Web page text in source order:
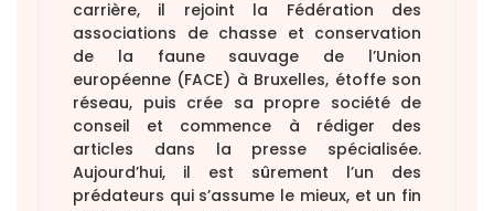
carrière, il rejoint la Fédération des
associations de chasse et conservation
de la faune sauvage de l’Union
européenne (FACE) à Bruxelles, étoffe son
réseau, puis crée sa propre société de
conseil et commence à rédiger des
articles dans la presse spécialisée.
Aujourd’hui, il est sûrement l’un des
prédateurs qui s’assume le mieux, et un fin